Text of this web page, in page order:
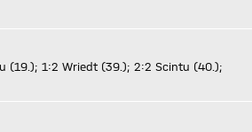
(19.); 1:2 Wriedt (39.); 2:2 Scintu (40.);